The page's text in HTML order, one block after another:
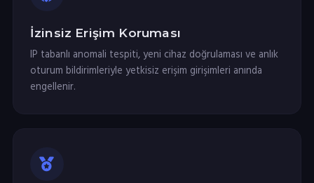
İzinsiz Erişim Koruması
IP tabanlı anomali tespiti, yeni cihaz doğrulaması ve anlık
oturum bildirimleriyle yetkisiz erişim girişimleri anında
engellenir.